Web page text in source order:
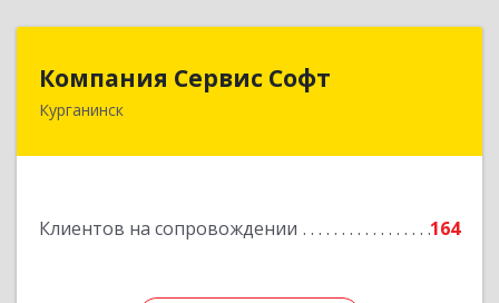
Компания Сервис Софт
Курганинск
Клиентов на сопровождении 164
Компания Сервис Софт
352430, Краснодарский край, Курганинск г,